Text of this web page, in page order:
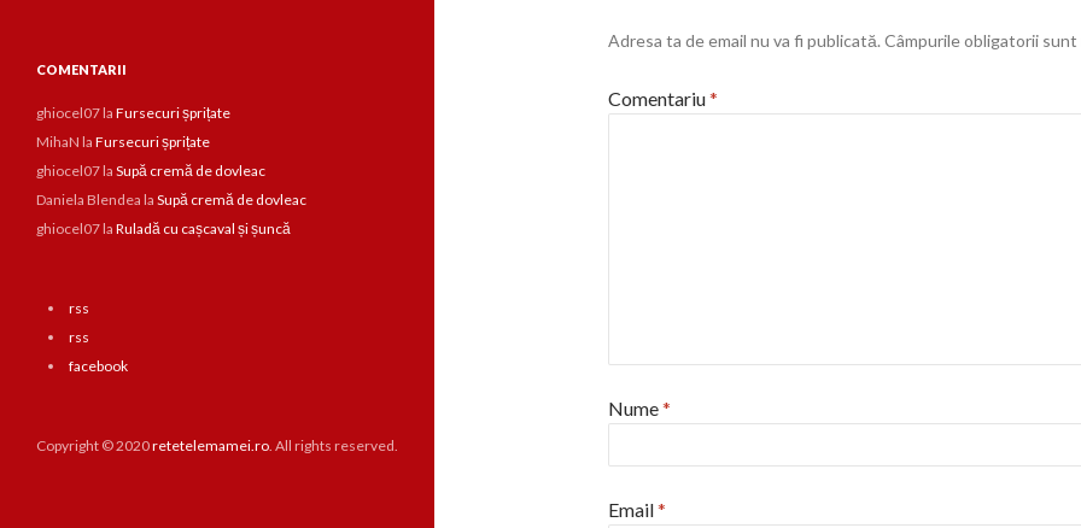
Adresa ta de email nu va fi publicată. Câmpurile obligatorii sunt
Comentariu*
Nume*
Email*
COMENTARII
ghiocel07la Fursecuri șprițate
MihaN la Fursecuri șprițate
ghiocel07la Supă cremă de dovleac
Daniela Blendea la Supă cremă de dovleac
ghiocel07la Ruladă cu cașcaval și șuncă
rss
rss
facebook
Copyright © 2020retetelemamei.ro. All rights reserved.